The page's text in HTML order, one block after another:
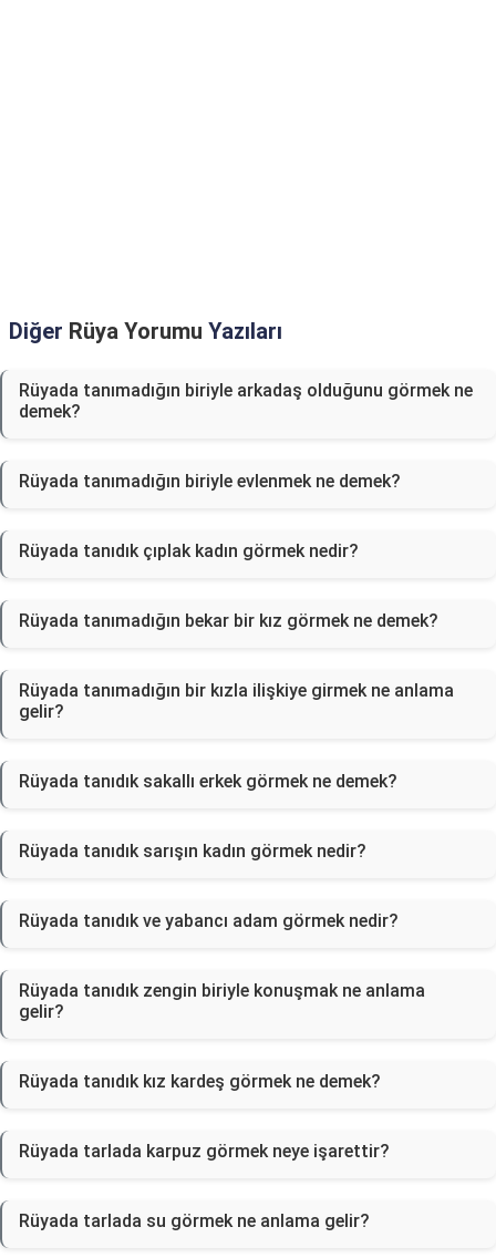
Diğer Rüya Yorumu Yazıları
Rüyada tanımadığın biriyle arkadaş olduğunu görmek ne
demek?
Rüyada tanımadığın biriyle evlenmek ne demek?
Rüyada tanıdık çıplak kadın görmek nedir?
Rüyada tanımadığın bekar bir kız görmek ne demek?
Rüyada tanımadığın bir kızla ilişkiye girmek ne anlama
gelir?
Rüyada tanıdık sakallı erkek görmek ne demek?
Rüyada tanıdık sarışın kadın görmek nedir?
Rüyada tanıdık ve yabancı adam görmek nedir?
Rüyada tanıdık zengin biriyle konuşmak ne anlama
gelir?
Rüyada tanıdık kız kardeş görmek ne demek?
Rüyada tarlada karpuz görmek neye işarettir?
Rüyada tarlada su görmek ne anlama gelir?